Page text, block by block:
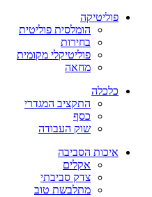
פוליטיקה
הומלסית פוליטית
בחירות
פוליטיקלי מקומית
מחאה
כלכלה
התקציב המגדרי
כסף
שוק העבודה
איכות הסביבה
אקלים
צדק סביבתי
מתלבשת טוב